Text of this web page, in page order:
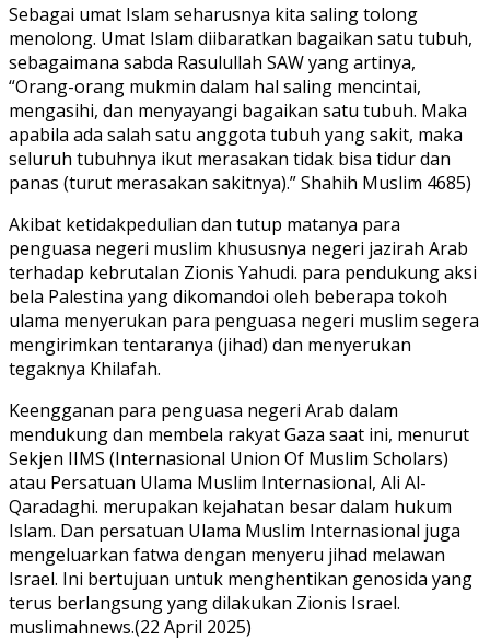
Sebagai umat Islam seharusnya kita saling tolong
menolong. Umat Islam diibaratkan bagaikan satu tubuh,
sebagaimana sabda Rasulullah SAW yang artinya,
“Orang-orang mukmin dalam hal saling mencintai,
mengasihi, dan menyayangi bagaikan satu tubuh. Maka
apabila ada salah satu anggota tubuh yang sakit, maka
seluruh tubuhnya ikut merasakan tidak bisa tidur dan
panas (turut merasakan sakitnya).” Shahih Muslim 4685)
Akibat ketidakpedulian dan tutup matanya para
penguasa negeri muslim khususnya negeri jazirah Arab
terhadap kebrutalan Zionis Yahudi. para pendukung aksi
bela Palestina yang dikomandoi oleh beberapa tokoh
ulama menyerukan para penguasa negeri muslim segera
mengirimkan tentaranya (jihad) dan menyerukan
tegaknya Khilafah.
Keengganan para penguasa negeri Arab dalam
mendukung dan membela rakyat Gaza saat ini, menurut
Sekjen IIMS (Internasional Union Of Muslim Scholars)
atau Persatuan Ulama Muslim Internasional, Ali Al-
Qaradaghi. merupakan kejahatan besar dalam hukum
Islam. Dan persatuan Ulama Muslim Internasional juga
mengeluarkan fatwa dengan menyeru jihad melawan
Israel. Ini bertujuan untuk menghentikan genosida yang
terus berlangsung yang dilakukan Zionis Israel.
muslimahnews.(22 April 2025)